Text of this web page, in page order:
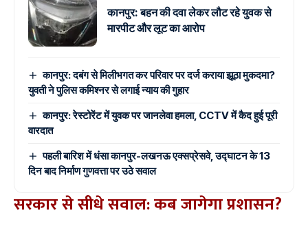
कानपुर: बहन की दवा लेकर लौट रहे युवक से
मारपीट और लूट का आरोप
कानपुर: दबंग से मिलीभगत कर परिवार पर दर्ज कराया झूठा मुकदमा?
युवती ने पुलिस कमिश्नर से लगाई न्याय की गुहार
कानपुर: रेस्टोरेंट में युवक पर जानलेवा हमला, CCTV में कैद हुई पूरी
वारदात
पहली बारिश में धंसा कानपुर-लखनऊ एक्सप्रेसवे, उद्घाटन के 13
दिन बाद निर्माण गुणवत्ता पर उठे सवाल
सरकार से सीधे सवाल: कब जागेगा प्रशासन?